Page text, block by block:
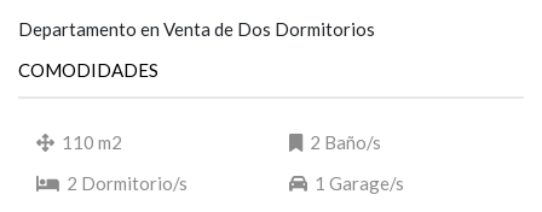
Departamento en Venta de Dos Dormitorios
COMODIDADES
110 m2
2 Baño/s
2 Dormitorio/s
1 Garage/s